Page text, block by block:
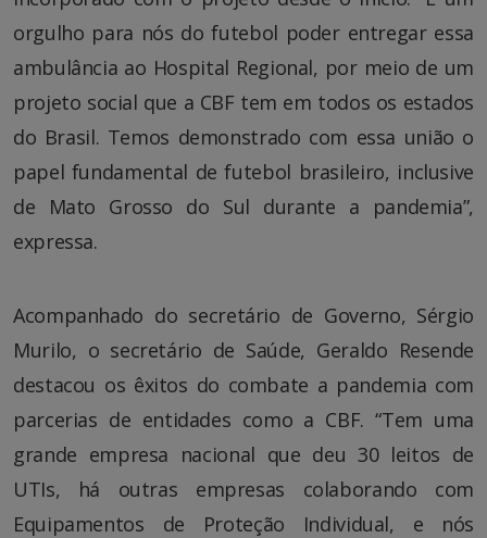
orgulho para nós do futebol poder entregar essa
ambulância ao Hospital Regional, por meio de um
projeto social que a CBF tem em todos os estados
do Brasil. Temos demonstrado com essa união o
papel fundamental de futebol brasileiro, inclusive
de Mato Grosso do Sul durante a pandemia”,
expressa.
Acompanhado do secretário de Governo, Sérgio
Murilo, o secretário de Saúde, Geraldo Resende
destacou os êxitos do combate a pandemia com
parcerias de entidades como a CBF. “Tem uma
grande empresa nacional que deu 30 leitos de
UTIs, há outras empresas colaborando com
Equipamentos de Proteção Individual, e nós